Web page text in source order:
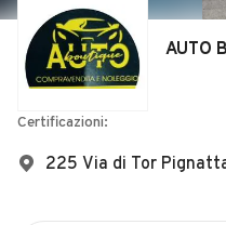
Noleggio a lungo
Auto d'epocaAUTO
Certificazioni:
225 Via di Tor